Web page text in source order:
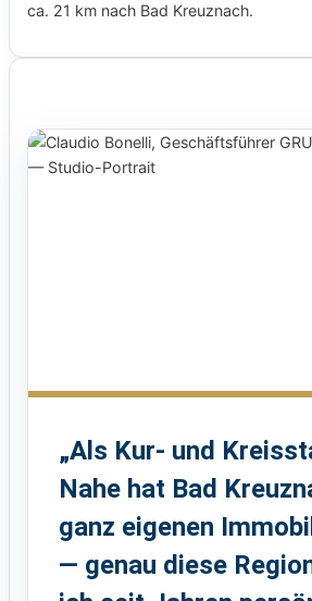
ca. 21 km nach Bad Kreuznach.
„Als Kur- und
Nahe hat Bad
ganz eigenen
— genau diese